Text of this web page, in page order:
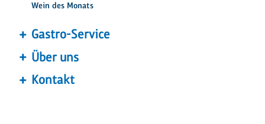
Wein des Monats
Gastro-Service
Über uns
Kontakt